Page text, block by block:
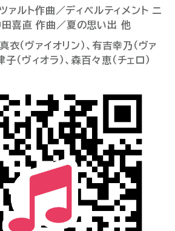
ァルト作曲／ディベルティメント ニ
喜直 作曲／夏の思い出 他
衣（ヴァイオリン）、有吉幸乃（ヴァ
子（ヴィオラ）、森百々恵（チェロ）